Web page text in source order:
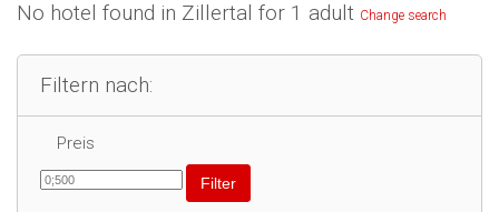
No hotel found in Zillertal for 1 adult Change search
Filtern nach:
Preis
Filter